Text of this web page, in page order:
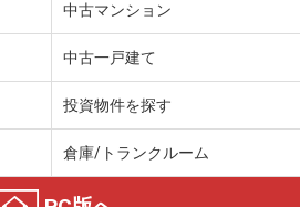
中古マンション
中古一戸建て
投資物件を探す
倉庫/トランクルーム